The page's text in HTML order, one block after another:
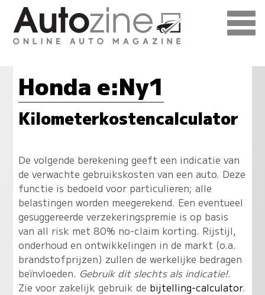
Honda e:Ny1
Kilometerkostencalculator
De volgende berekening geeft een indicatie van
de verwachte gebruikskosten van een auto. Deze
functie is bedoeld voor particulieren; alle
belastingen worden meegerekend. Een eventueel
gesuggereerde verzekeringspremie is op basis
van all risk met 80% no-claim korting. Rijstijl,
onderhoud en ontwikkelingen in de markt (o.a.
brandstofprijzen) zullen de werkelijke bedragen
beïnvloeden. Gebruik dit slechts als indicatie!.
Zie voor zakelijk gebruik de bijtelling-calculator.